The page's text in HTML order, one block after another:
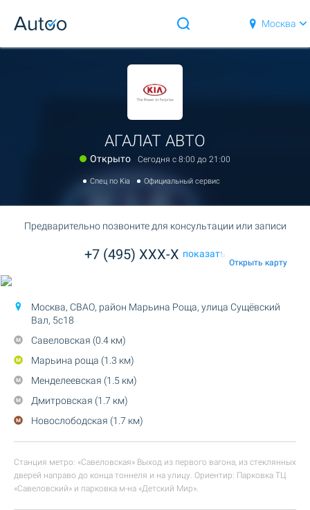
Москва
АГАЛАТ АВТО
Открыто Сегодня c 8:00 до 21:00
Спец по Kia Официальный сервис
Предварительно позвоните для консультации или записи
+7 (495) XXX-X показать
Открыть карту
Москва, СВАО, район Марьина Роща, улица Сущёвский
Вал, 5с18
Савеловская (0.4 км)
Марьина роща (1.3 км)
Менделеевская (1.5 км)
Дмитровская (1.7 км)
Новослободская (1.7 км)
Станция метро: «Савеловская» Выход из первого вагона, из стеклянных
дверей направо до конца тоннеля и на улицу. Ориентир: Парковка ТЦ
«Савеловский» и парковка м-на «Детский Мир».